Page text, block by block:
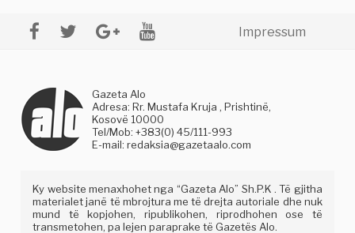
Impressum
Gazeta Alo
Adresa: Rr. Mustafa Kruja , Prishtinë,
Kosovë 10000
Tel/Mob: +383(0) 45/111-993
E-mail:redaksia@gazetaalo.com
Ky website menaxhohet nga “Gazeta Alo” Sh.P.K . Të gjitha
materialet janë të mbrojtura me të drejta autoriale dhe nuk
mund të kopjohen, ripublikohen, riprodhohen ose të
transmetohen, pa lejen paraprake të Gazetës Alo.